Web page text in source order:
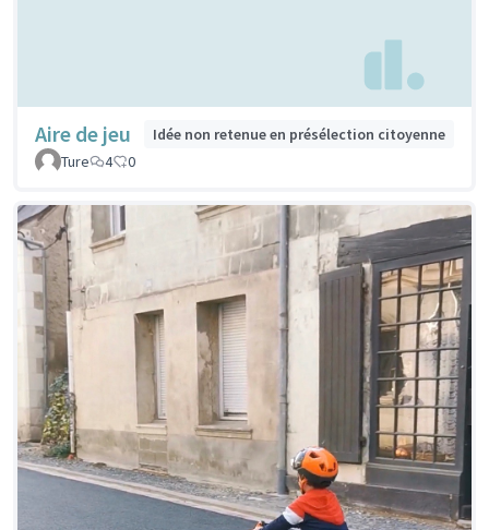
Aire de jeu
Idée non retenue en présélection citoyenne
Ture
4 0